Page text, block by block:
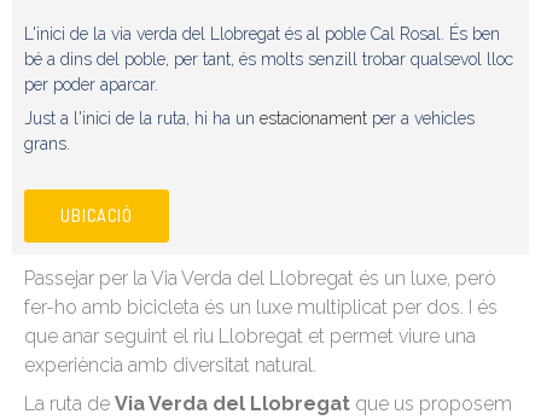
L'inici de la via verda del Llobregat és al poble Cal Rosal. És ben
bé a dins del poble, per tant, és molts senzill trobar qualsevol lloc
per poder aparcar.
Just a l'inici de la ruta, hi ha un estacionament per a vehicles
grans.
UBICACIÓ
Passejar per la Via Verda del Llobregat és un luxe, però
fer-ho amb bicicleta és un luxe multiplicat per dos. I és
que anar seguint el riu Llobregat et permet viure una
experiència amb diversitat natural.
La ruta de Via Verda del Llobregat que us proposem